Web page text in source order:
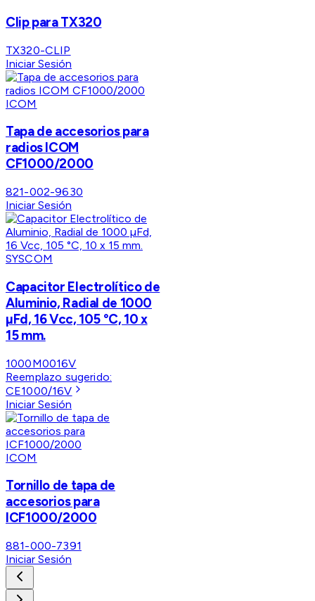
Clip para TX320
TX320-CLIP
Iniciar Sesión
ICOM
Tapa de accesorios para
radios ICOM
CF1000/2000
821-002-9630
Iniciar Sesión
SYSCOM
Capacitor Electrolítico de
Aluminio, Radial de 1000
µFd, 16 Vcc, 105 °C, 10 x
15 mm.
1000M0016V
Reemplazo sugerido:
CE1000/16V
Iniciar Sesión
ICOM
Tornillo de tapa de
accesorios para
ICF1000/2000
881-000-7391
Iniciar Sesión